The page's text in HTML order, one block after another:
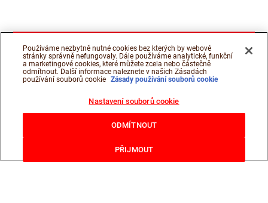
Používáme nezbytně nutné cookies bez kterých by webové
stránky správně nefungovaly. Dále používáme analytické, funkční
a marketingové cookies, které můžete zcela nebo částečně
odmítnout. Další informace naleznete v našich Zásadách
používání souborů cookie Zásady používání souborů cookie
Nastavení souborů cookie
ODMÍTNOUT
PŘIJMOUT